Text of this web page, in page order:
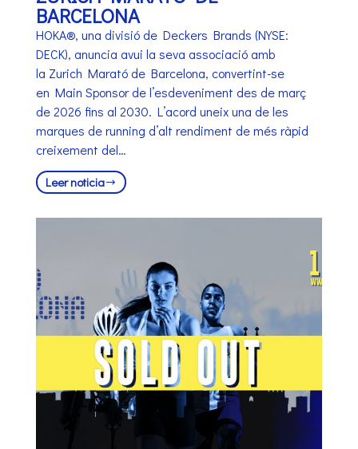
BARCELONA
HOKA®, una divisió de Deckers Brands (NYSE:
DECK), anuncia avui la seva associació amb
la Zurich Marató de Barcelona, convertint-se
en Main Sponsor de l’esdeveniment des de març
de 2026 fins al 2030. L’acord uneix una de les
marques de running d’alt rendiment de més ràpid
creixement del…
Leer noticia